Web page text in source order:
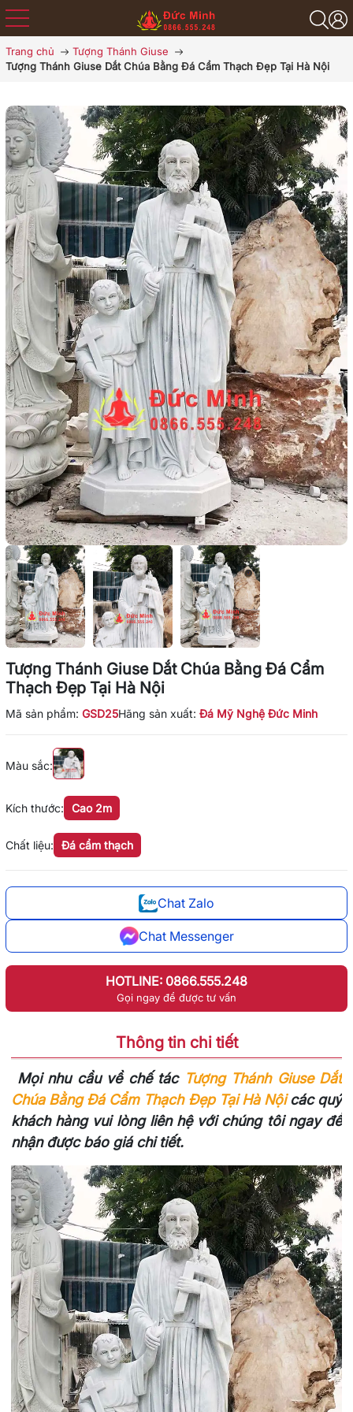
Trang chủ
Tượng Thánh Giuse
Tượng Thánh Giuse Dắt Chúa Bằng Đá Cẩm Thạch Đẹp Tại Hà Nội
Tượng Thánh Giuse Dắt Chúa Bằng Đá Cẩm
Thạch Đẹp Tại Hà Nội
Mã sản phẩm: GSD25Hãng sản xuất: Đá Mỹ Nghệ Đức Minh
Kích thước: Cao 2m
Màu sắc:
Chất liệu: Đá cẩm thạch
Chat Zalo
Chat Messenger
HOTLINE: 0866.555.248
Gọi ngay để được tư vấn
Thông tin chi tiết
Mọi nhu cầu về chế tác Tượng Thánh Giuse Dắt
Chúa Bằng Đá Cẩm Thạch Đẹp Tại Hà Nội các quý
khách hàng vui lòng liên hệ với chúng tôi ngay để
nhận được báo giá chi tiết.